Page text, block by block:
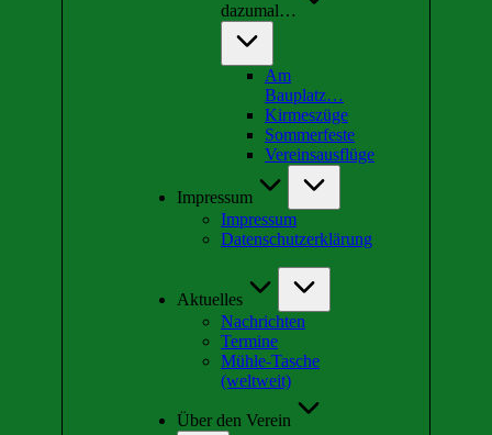
dazumal…
Am
Bauplatz…
Kirmeszüge
Sommerfeste
Vereinsausflüge
Impressum
Impressum
Datenschutzerklärung
Aktuelles
Nachrichten
Termine
Mühle-Tasche
(weltweit)
Über den Verein